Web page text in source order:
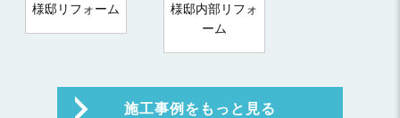
様邸リフォーム
様邸内部リフォ
ーム
施工事例をもっと見る